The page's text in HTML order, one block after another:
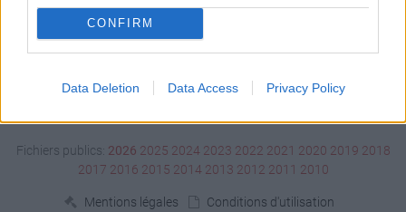
CONFIRM
Data Deletion Data Access Privacy Policy
Fichiers publics: 2026 2025 2024 2023 2022 2021 2020 2019 2018
2017 2016 2015 2014 2013 2012 2011 2010
Mentions légales
Conditions d'utilisation